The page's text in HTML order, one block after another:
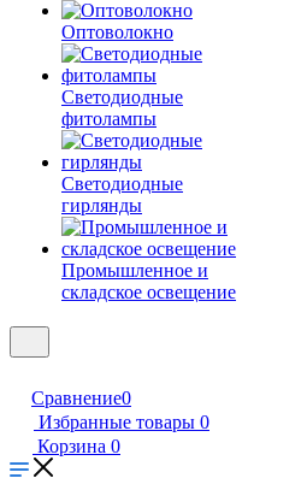
Оптоволокно
Светодиодные
фитолампы
Светодиодные
гирлянды
Промышленное и
складское освещение
Сравнение0
Избранные товары 0
Корзина 0